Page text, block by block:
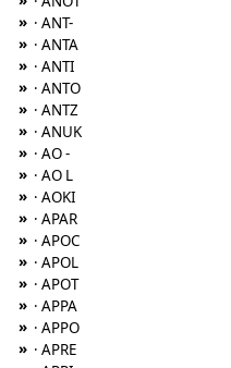
» · ANT-
» · ANTA
» · ANTI
» · ANTO
» · ANTZ
» · ANUK
» · AO -
» · AO L
» · AOKI
» · APAR
» · APOC
» · APOL
» · APOT
» · APPA
» · APPO
» · APRE